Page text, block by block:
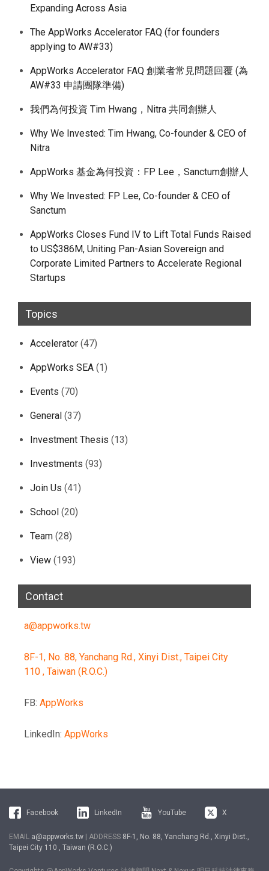
Expanding Across Asia
The AppWorks Accelerator FAQ (for founders
applying to AW#33)
AppWorks Accelerator FAQ 創業者常見問題回覆 (為
AW#33 申請團隊準備)
我們為何投資 Tim Hwang，Nitra 共同創辦人
Why We Invested: Tim Hwang, Co-founder & CEO of
Nitra
AppWorks 基金為何投資：FP Lee，Sanctum創辦人
Why We Invested: FP Lee, Co-founder & CEO of
Sanctum
AppWorks Closes Fund IV to Lift Total Funds Raised
to US$386M, Uniting Pan-Asian Sovereign and
Corporate Limited Partners to Accelerate Regional
Startups
Topics
Accelerator (47)
AppWorks SEA (1)
Events (70)
General (37)
Investment Thesis (13)
Investments (93)
Join Us (41)
School (20)
Team (28)
View (193)
Contact
a@appworks.tw
8F-1, No. 88, Yanchang Rd., Xinyi Dist., Taipei City
110 , Taiwan (R.O.C.)
FB: AppWorks
LinkedIn: AppWorks
Facebook LinkedIn YouTube X
EMAIL a@appworks.tw | ADDRESS 8F-1, No. 88, Yanchang Rd., Xinyi Dist.,
Taipei City 110 , Taiwan (R.O.C.)